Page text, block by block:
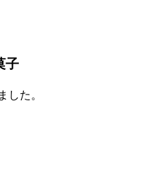
子
した。